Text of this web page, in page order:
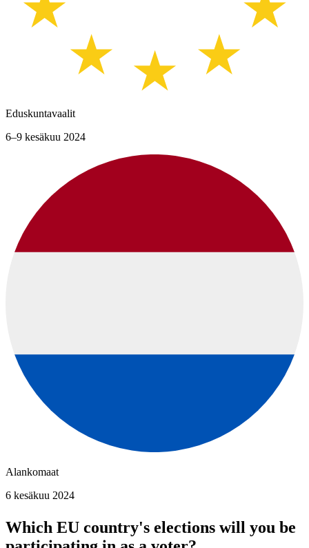
Eduskuntavaalit
6–9 kesäkuu 2024
Alankomaat
6 kesäkuu 2024
Which EU country's elections will you be